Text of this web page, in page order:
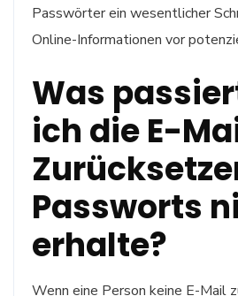
Passwörter ein wesentlicher
Online-Informationen vor
Was
ich die E-
Passworts
erhalte?
Wenn eine Person keine E-Mail